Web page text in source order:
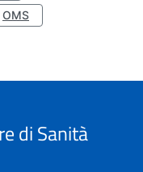
OMS
di Sanità